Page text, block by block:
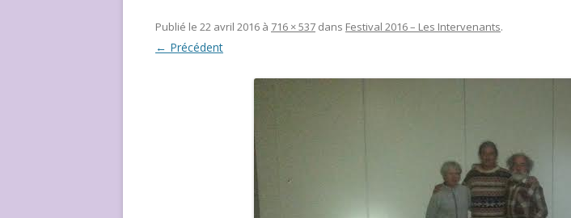
Publié le 22 avril 2016 à 716 × 537 dans Festival 2016 – Les Intervenants.
← Précédent